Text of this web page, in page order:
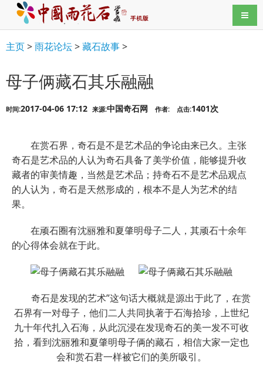
导航
主页>雨花论坛>藏石故事>
母子俩藏石其乐融融
时间:2017-04-06 17:12 来源:中国奇石网 作者: 点击:1401次
在赏石界，奇石是不是艺术品的争论由来已久。主张
奇石是艺术品的人认为奇石具备了美学价值，能够提升收
藏者的审美情趣，当然是艺术品；持奇石不是艺术品观点
的人认为，奇石是天然形成的，根本不是人为艺术的结
果。
在顽石圈有沈丽雅和夏肇明母子二人，其顽石十余年
的心得体会就在于此。
奇石是发现的艺术”这句话大概就是源出于此了，在赏
石界有一对母子，他们二人共同执著于石海拾珍，上世纪
九十年代扎入石海，从此沉浸在发现奇石的美一发不可收
拾，看到沈丽雅和夏肇明母子俩的藏石，相信大家一定也
会和赏石君一样被它们的美所吸引。